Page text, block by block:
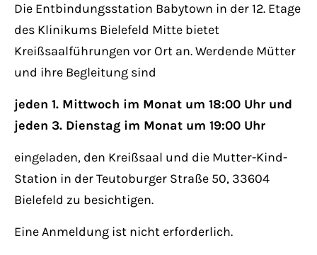
24h/ 365days
We offer support for our customers
Get in touch
Cybersteel Inc.
376-293 City Road, Suite 600
Die Entbindungsstation Babytown in der 12. Etage
des Klinikums Bielefeld Mitte bietet
Kreißsaalführungen vor Ort an. Werdende Mütter
und ihre Begleitung sind
jeden 1. Mittwoch im Monat um 18:00 Uhr und
jeden 3. Dienstag im Monat um 19:00 Uhr
eingeladen, den Kreißsaal und die Mutter-Kind-
Station in der Teutoburger Straße 50, 33604
Bielefeld zu besichtigen.
Eine Anmeldung ist nicht erforderlich.